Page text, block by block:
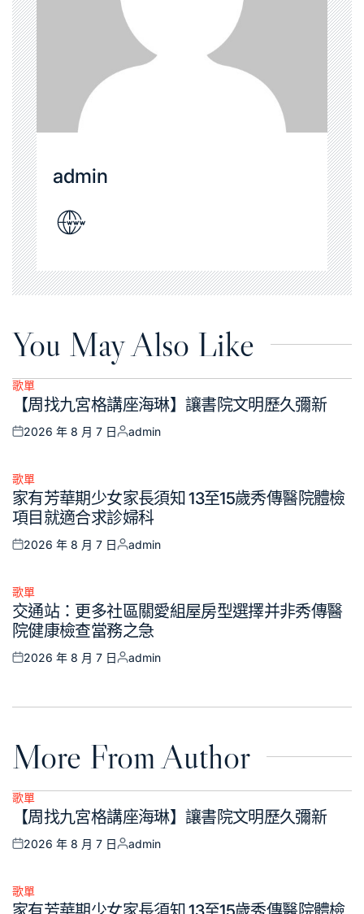
admin
You May Also Like
Posted
歌單
【周找九宮格講座海琳】讓書院文明歷久彌新
Posted
2026 年 8 月 7 日
Posted
admin
Posted
in
歌單
家有芳華期少女家長須知 13至15歲秀傳醫院體檢
項目就適合求診婦科
Posted
2026 年 8 月 7 日
Posted
admin
Posted
in
歌單
交通站：更多社區關愛組屋房型選擇并非秀傳醫
院健康檢查當務之急
Posted
2026 年 8 月 7 日
Posted
admin
More From Author
Posted
歌單
【周找九宮格講座海琳】讓書院文明歷久彌新
Posted
2026 年 8 月 7 日
Posted
admin
Posted
歌單